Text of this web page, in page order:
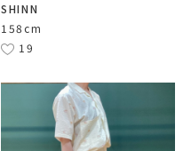
SHINN
158cm
19